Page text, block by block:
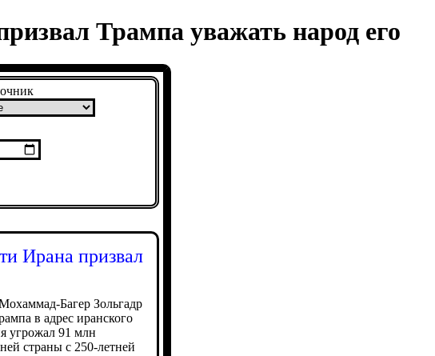
Трампа уважать народ его
Ирана призвал
Багер Зольгадр
в адрес иранского
угрожал 91 млн
страны с 250-летней